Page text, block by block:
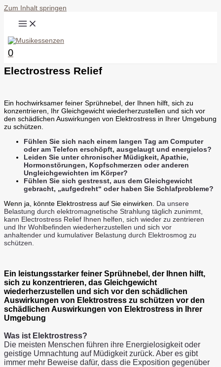
Zum Inhalt springen
0
Electrostress Relief
Ein hochwirksamer feiner Sprühnebel, der Ihnen hilft, sich zu
konzentrieren, Ihr Gleichgewicht wiederherzustellen und sich vor
den schädlichen Auswirkungen von Elektrostress in Ihrer Umgebung
zu schützen.
Fühlen Sie sich nach einem langen Tag am Computer
oder am Telefon erschöpft, ausgelaugt und energielos?
Leiden Sie unter chronischer Müdigkeit, Apathie,
Hormonstörungen, Kopfschmerzen oder anderen
Ungleichgewichten im Körper?
Fühlen Sie sich gestresst, aus dem Gleichgewicht
gebracht, „aufgedreht“ oder haben Sie Schlafprobleme?
Wenn ja, könnte Elektrostress auf Sie einwirken. Da unsere
Belastung durch elektromagnetische Strahlung täglich zunimmt,
kann Electrostress Relief Ihnen helfen, sich wieder zu zentrieren
und Ihr Wohlbefinden wiederherzustellen und sich vor
anhaltender und kumulativer Belastung durch Elektrosmog zu
schützen.
Ein leistungsstarker feiner Sprühnebel, der Ihnen hilft,
sich zu konzentrieren, das Gleichgewicht
wiederherzustellen und sich vor den schädlichen
Auswirkungen von Elektrostress zu schützen vor den
schädlichen Auswirkungen von Elektrostress in Ihrer
Umgebung
Was ist Elektrostress?
Die meisten Menschen führen ihre Energielosigkeit oder
geistige Umnachtung auf Müdigkeit zurück. Aber es gibt
immer mehr Beweise dafür, dass die Exposition gegenüber